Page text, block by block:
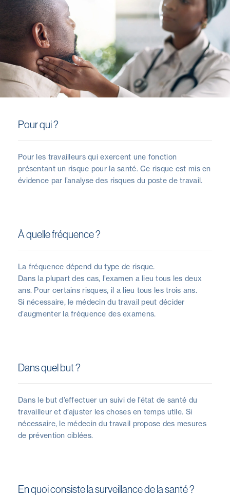
Pour qui ?
Pour les travailleurs qui exercent une fonction
présentant un risque pour la santé. Ce risque est mis en
évidence par l’analyse des risques du poste de travail.
À quelle fréquence ?
La fréquence dépend du type de risque.
Dans la plupart des cas, l’examen a lieu tous les deux
ans. Pour certains risques, il a lieu tous les trois ans.
Si nécessaire, le médecin du travail peut décider
d’augmenter la fréquence des examens.
Dans quel but ?
Dans le but d’effectuer un suivi de l’état de santé du
travailleur et d’ajuster les choses en temps utile. Si
nécessaire, le médecin du travail propose des mesures
de prévention ciblées.
En quoi consiste la surveillance de la santé ?